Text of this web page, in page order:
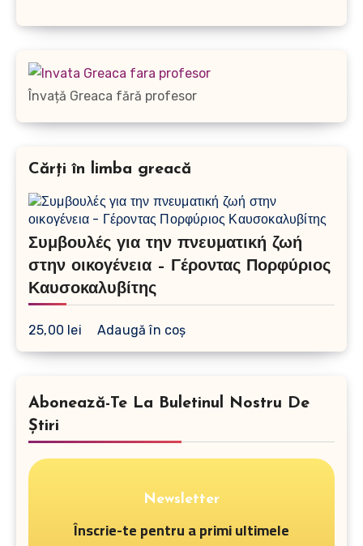
Învață Greaca fără profesor
Cărți în limba greacă
Συμβουλές για την πνευματική ζωή
στην οικογένεια – Γέροντας Πορφύριος
Καυσοκαλυβίτης
25,00 lei Adaugă în coș
Abonează-Te La Buletinul Nostru De
Știri
Newsletter
Înscrie-te pentru a primi ultimele